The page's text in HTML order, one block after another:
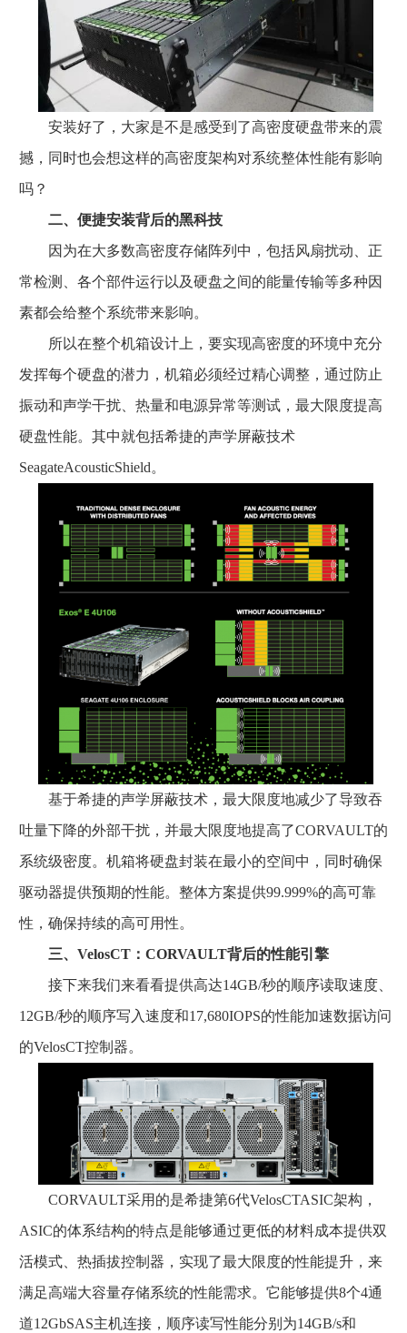
安装好了，大家是不是感受到了高密度硬盘带来的震
撼，同时也会想这样的高密度架构对系统整体性能有影响
吗？
二、便捷安装背后的黑科技
因为在大多数高密度存储阵列中，包括风扇扰动、正
常检测、各个部件运行以及硬盘之间的能量传输等多种因
素都会给整个系统带来影响。
所以在整个机箱设计上，要实现高密度的环境中充分
发挥每个硬盘的潜力，机箱必须经过精心调整，通过防止
振动和声学干扰、热量和电源异常等测试，最大限度提高
硬盘性能。其中就包括希捷的声学屏蔽技术
SeagateAcousticShield。
基于希捷的声学屏蔽技术，最大限度地减少了导致吞
吐量下降的外部干扰，并最大限度地提高了CORVAULT的
系统级密度。机箱将硬盘封装在最小的空间中，同时确保
驱动器提供预期的性能。整体方案提供99.999%的高可靠
性，确保持续的高可用性。
三、VelosCT：CORVAULT背后的性能引擎
接下来我们来看看提供高达14GB/秒的顺序读取速度、
12GB/秒的顺序写入速度和17,680IOPS的性能加速数据访问
的VelosCT控制器。
CORVAULT采用的是希捷第6代VelosCTASIC架构，
ASIC的体系结构的特点是能够通过更低的材料成本提供双
活模式、热插拔控制器，实现了最大限度的性能提升，来
满足高端大容量存储系统的性能需求。它能够提供8个4通
道12GbSAS主机连接，顺序读写性能分别为14GB/s和